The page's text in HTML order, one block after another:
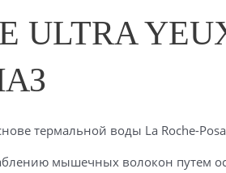
ULTRA
термальной воды La Roche-
мышечных волокон путем